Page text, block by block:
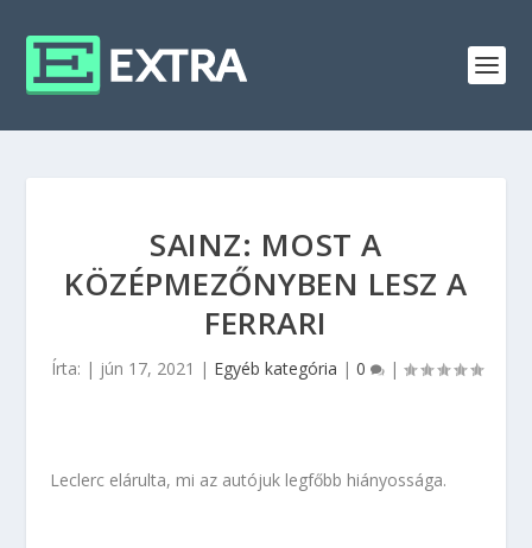
SAINZ: MOST A
KÖZÉPMEZŐNYBEN LESZ A
FERRARI
Írta: | jún 17, 2021 | Egyéb kategória | 0 |
Leclerc elárulta, mi az autójuk legfőbb hiányossága.